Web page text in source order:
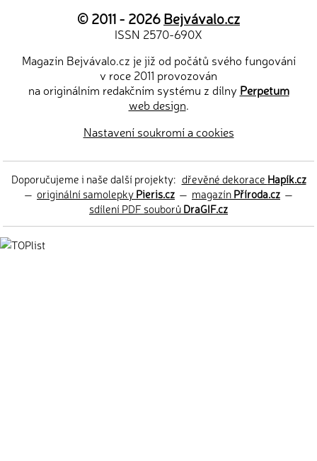
© 2011 - 2026Bejvávalo.cz
ISSN 2570-690X
Magazín Bejvávalo.cz je již od počátů svého fungování
v roce 2011 provozován
na originálním redakčním systému z dílny Perpetum
web design.
Nastavení soukromí a cookies
Doporučujeme i naše další projekty: dřevěné dekorace Hapík.cz
— originální samolepkyPieris.cz — magazínPříroda.cz —
sdílení PDF souborůDraGIF.cz